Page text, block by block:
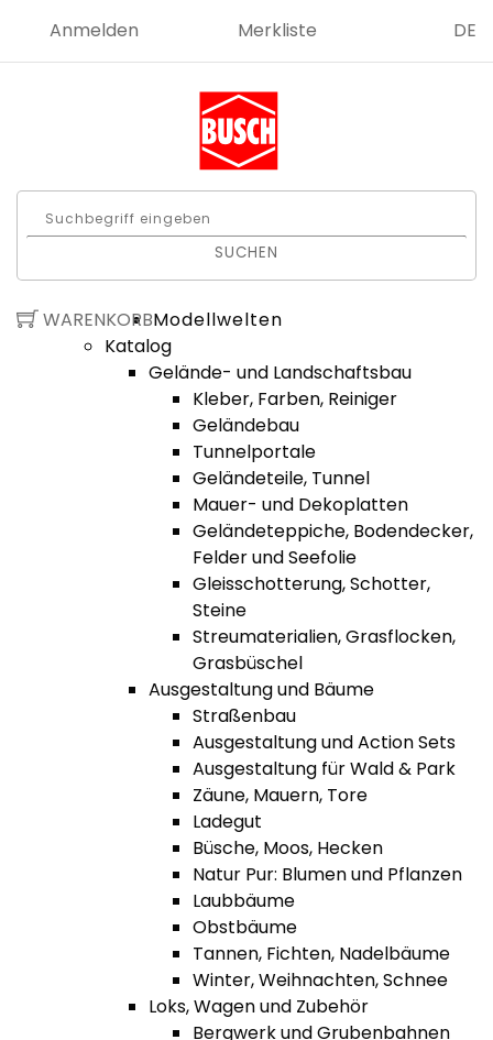
Anmelden Merkliste DE
SUCHEN
WARENKORBModellwelten
Katalog
Gelände- und Landschaftsbau
Kleber, Farben, Reiniger
Geländebau
Tunnelportale
Geländeteile, Tunnel
Mauer- und Dekoplatten
Geländeteppiche, Bodendecker,
Felder und Seefolie
Gleisschotterung, Schotter,
Steine
Streumaterialien, Grasflocken,
Grasbüschel
Ausgestaltung und Bäume
Straßenbau
Ausgestaltung und Action Sets
Ausgestaltung für Wald & Park
Zäune, Mauern, Tore
Ladegut
Büsche, Moos, Hecken
Natur Pur: Blumen und Pflanzen
Laubbäume
Obstbäume
Tannen, Fichten, Nadelbäume
Winter, Weihnachten, Schnee
Loks, Wagen und Zubehör
Bergwerk und Grubenbahnen